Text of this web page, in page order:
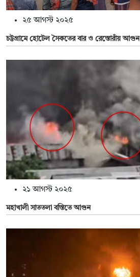
২৫ আগস্ট ২০২৫
চট্টগ্রামে হোটেল সৈকতের বার ও রেস্তোরাঁয় আগুন
২১ আগস্ট ২০২৫
মহাখালী সাততলা বস্তিতে আগুন